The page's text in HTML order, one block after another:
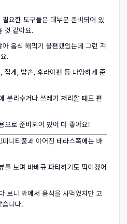
요한 도구들은 대부분 준비되어 있
것 같아요.
음식 해먹기 불편했었는데 그런 걱
.
집게, 밥솥, 후라이펜 등 다양하게 준
분리수거나 쓰레기 처리할 때도 편
으로 준비되어 있어 더 좋아요!
니티풀과 이어진 테라스쪽에는 바
를 보며 바베큐 파티하기도 딱이겠어
보니 밖에서 음식을 사먹었지만 고
습니다.